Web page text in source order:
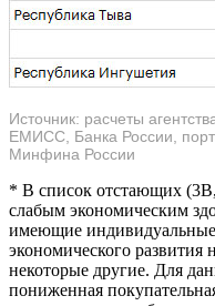
Источник: расчеты
ЕМИСС, Банка России,
Минфина России
* В список отстающих
слабым экономическим
имеющие
экономического развития
некоторые другие. Для
пониженная